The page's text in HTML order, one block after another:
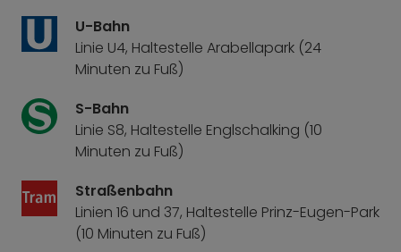
U-Bahn
Linie U4, Haltestelle Arabellapark (24
Minuten zu Fuß)
S-Bahn
Linie S8, Haltestelle Englschalking (10
Minuten zu Fuß)
Straßenbahn
Linien 16 und 37, Haltestelle Prinz-Eugen-Park
(10 Minuten zu Fuß)